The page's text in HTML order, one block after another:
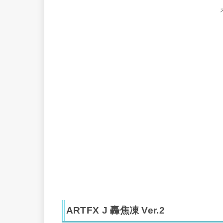
ARTFX J 轟焦凍 Ver.2